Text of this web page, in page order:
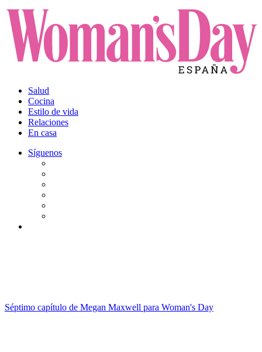
Salud
Cocina
Estilo de vida
Relaciones
En casa
Síguenos
Séptimo capítulo de Megan Maxwell para Woman's Day